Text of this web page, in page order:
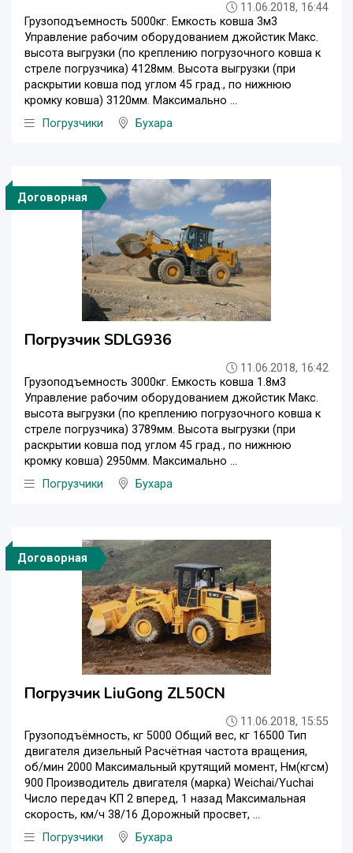
11.06.2018, 16:44
Грузоподъемность 5000кг. Емкость ковша 3м3
Управление рабочим оборудованием джойстик Макс.
высота выгрузки (по креплению погрузочного ковша к
стреле погрузчика) 4128мм. Высота выгрузки (при
раскрытии ковша под углом 45 град., по нижнюю
кромку ковша) 3120мм. Максимально ...
Погрузчики
Бухара
Договорная
Погрузчик SDLG936
11.06.2018, 16:42
Грузоподъемность 3000кг. Емкость ковша 1.8м3
Управление рабочим оборудованием джойстик Макс.
высота выгрузки (по креплению погрузочного ковша к
стреле погрузчика) 3789мм. Высота выгрузки (при
раскрытии ковша под углом 45 град., по нижнюю
кромку ковша) 2950мм. Максимально ...
Погрузчики
Бухара
Договорная
Погрузчик LiuGong ZL50CN
11.06.2018, 15:55
Грузоподъёмность, кг 5000 Общий вес, кг 16500 Тип
двигателя дизельный Расчётная частота вращения,
об/мин 2000 Максимальный крутящий момент, Нм(кгсм)
900 Производитель двигателя (марка) Weichai/Yuchai
Число передач КП 2 вперед, 1 назад Максимальная
скорость, км/ч 38/16 Дорожный просвет, ...
Погрузчики
Бухара